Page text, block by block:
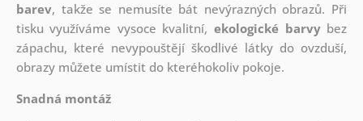
barev, takže se nemusíte bát nevýrazných obrazů. Při
tisku využíváme vysoce kvalitní,ekologické barvybez
zápachu, které nevypouštějí škodlivé látky do ovzduší,
obrazy můžete umístit do kteréhokoliv pokoje.
Snadná montáž